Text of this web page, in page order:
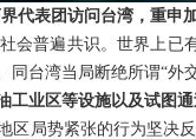
代表团访问台湾，重申
会普遍共识。世界上
台湾当局断绝所谓“外
业区等设施以及试图
区局势紧张的行为坚决